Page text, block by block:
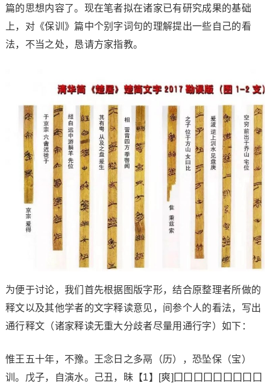
篇的思想内容了。现在笔者拟在诸家已有研究成果的基础
上，对《保训》篇中个别字词句的理解提出一些自己的看
法，不当之处，恳请方家指教。
为便于讨论，我们首先根据图版字形，结合原整理者所做的
释文以及其他学者的文字释读意见，间参个人的看法，写出
通行释文（诸家释读无重大分歧者尽量用通行字）如下：
惟王五十年，不豫。王念日之多鬲（历），恐坠保（宝）
训。戊子，自演水。己丑，昧【1】[爽]囗囗囗囗囗囗囗囗囗